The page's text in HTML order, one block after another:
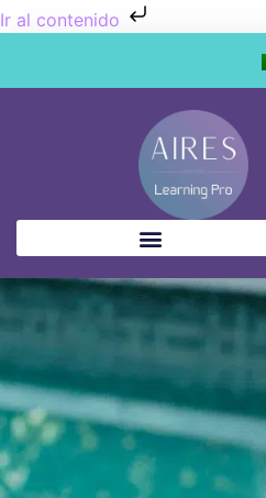
Ir al contenido